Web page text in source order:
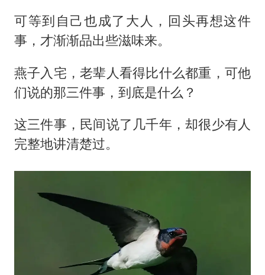
可等到自己也成了大人，回头再想这件
事，才渐渐品出些滋味来。
燕子入宅，老辈人看得比什么都重，可他
们说的那三件事，到底是什么？
这三件事，民间说了几千年，却很少有人
完整地讲清楚过。